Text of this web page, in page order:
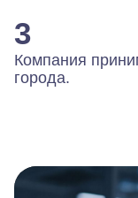
3
Компания
города.